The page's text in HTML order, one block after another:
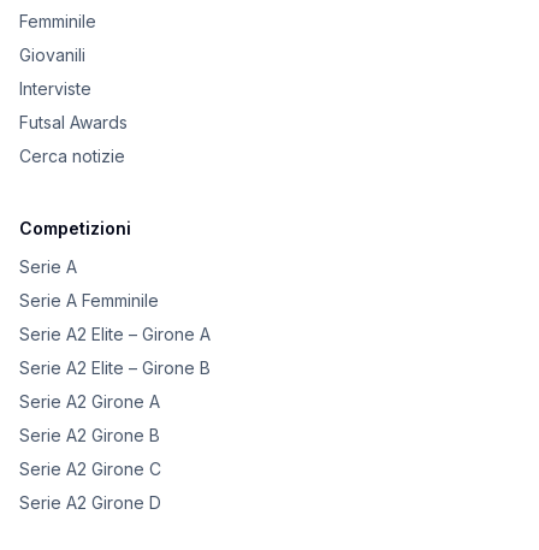
Femminile
Giovanili
Interviste
Futsal Awards
Cerca notizie
Competizioni
Serie A
Serie A Femminile
Serie A2 Elite – Girone A
Serie A2 Elite – Girone B
Serie A2 Girone A
Serie A2 Girone B
Serie A2 Girone C
Serie A2 Girone D